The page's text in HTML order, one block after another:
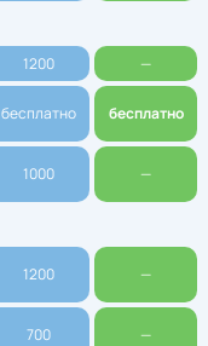
1200
—
бесплатно бесплатно
1000 —
1200 —
700 —